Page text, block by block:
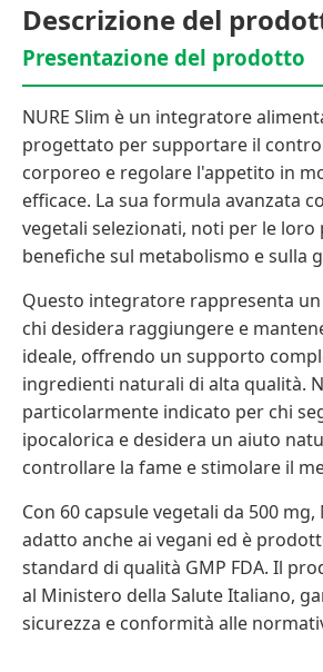
Descrizione del
Presentazione del prodotto
NURE Slim è un integratore
progettato per supportare il
corporeo e regolare l'appetito in
efficace. La sua formula avanzata
vegetali selezionati, noti per le
benefiche sul metabolismo e sulla
Questo integratore rappresenta
chi desidera raggiungere e
ideale, offrendo un supporto
ingredienti naturali di alta qualità.
particolarmente indicato per chi
ipocalorica e desidera un aiuto
controllare la fame e stimolare il
Con 60 capsule vegetali da 500 mg,
adatto anche ai vegani ed è
standard di qualità GMP FDA. Il
al Ministero della Salute Italiano,
sicurezza e conformità alle